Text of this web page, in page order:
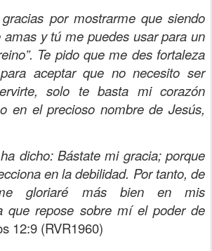
gracias por mostrarme que siendo
y tú me puedes usar para un
Te pido que me des fortaleza
aceptar que no necesito ser
solo te basta mi corazón
en el precioso nombre de Jesús,
dicho: Bástate mi gracia; porque
en la debilidad. Por tanto, de
gloriaré más bien en mis
que repose sobre mí el poder de
12:9 (RVR1960)